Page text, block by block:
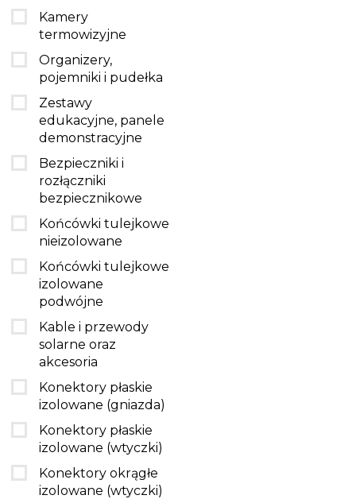
Kamery
termowizyjne
Organizery,
pojemniki i pudełka
Zestawy
edukacyjne, panele
demonstracyjne
Bezpieczniki i
rozłączniki
bezpiecznikowe
Końcówki tulejkowe
nieizolowane
Końcówki tulejkowe
izolowane
podwójne
Kable i przewody
solarne oraz
akcesoria
Konektory płaskie
izolowane (gniazda)
Konektory płaskie
izolowane (wtyczki)
Konektory okrągłe
izolowane (wtyczki)